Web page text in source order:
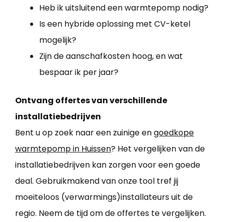
Heb ik uitsluitend een warmtepomp nodig?
Is een hybride oplossing met CV-ketel
mogelijk?
Zijn de aanschafkosten hoog, en wat
bespaar ik per jaar?
Ontvang offertes van verschillende
installatiebedrijven
Bent u op zoek naar een zuinige engoedkope
warmtepomp in Huissen? Het vergelijken van de
installatiebedrijven kan zorgen voor een goede
deal. Gebruikmakend van onze tool tref jij
moeiteloos (verwarmings)installateurs uit de
regio. Neem de tijd om de offertes te vergelijken.